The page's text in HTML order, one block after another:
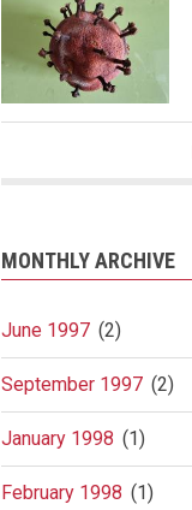
MONTHLY ARCHIVE
June 1997 (2)
September 1997 (2)
January 1998 (1)
February 1998 (1)